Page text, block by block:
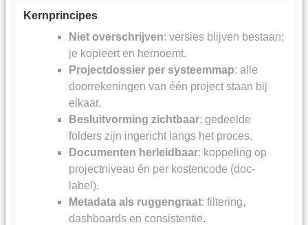
Kernprincipes
Niet overschrijven: versies blijven bestaan;
je kopieert en hernoemt.
Projectdossier per systeemmap: alle
doorrekeningen van één project staan bij
elkaar.
Besluitvorming zichtbaar: gedeelde
folders zijn ingericht langs het proces.
Documenten herleidbaar: koppeling op
projectniveau én per kostencode (doc-
label).
Metadata als ruggengraat: filtering,
dashboards en consistentie.